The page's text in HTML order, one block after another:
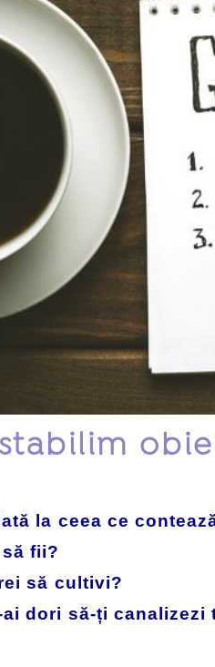
stabilim
la ceea ce
fii?
să cultivi?
dori să-ți canalizezi